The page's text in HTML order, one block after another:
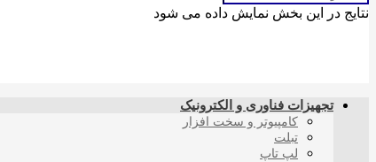
نتایج در این بخش نمایش داده می شود
تجهیزات فناوری و الکترونیک
کامپیوتر و سخت افزار
تبلت
لپ تاپ